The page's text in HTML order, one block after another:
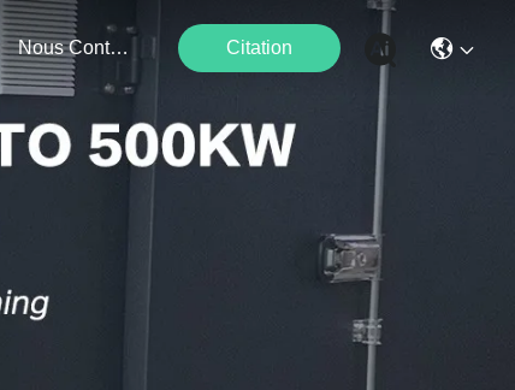
Nous Contacter Citation